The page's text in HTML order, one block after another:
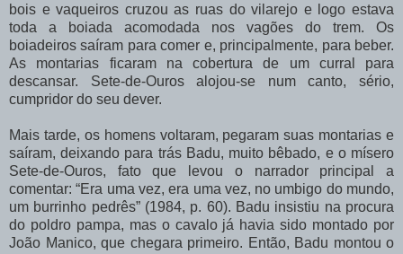
bois e vaqueiros cruzou as ruas do vilarejo e logo estava
toda
a
boiada acomodada nos vagões do trem. Os
boiadeiros saíram para comer e, principalmente, para beber.
As
montarias ficaram na cobertura de um curral
para
descansar.
Sete-de-Ouros alojou-se num canto, sério,
cumpridor do seu dever.
Mais tarde, os homens voltaram, pegaram suas montarias e
saíram, deixando para trás Badu, muito bêbado, e o mísero
Sete-de-Ouros, fato que levou o narrador principal a
comentar: “Era uma vez, era uma vez, no umbigo do mundo,
um burrinho pedrês” (1984, p. 60). Badu insistiu na procura
do poldro pampa, mas o cavalo já havia sido montado por
João Manico, que chegara primeiro. Então, Badu montou o